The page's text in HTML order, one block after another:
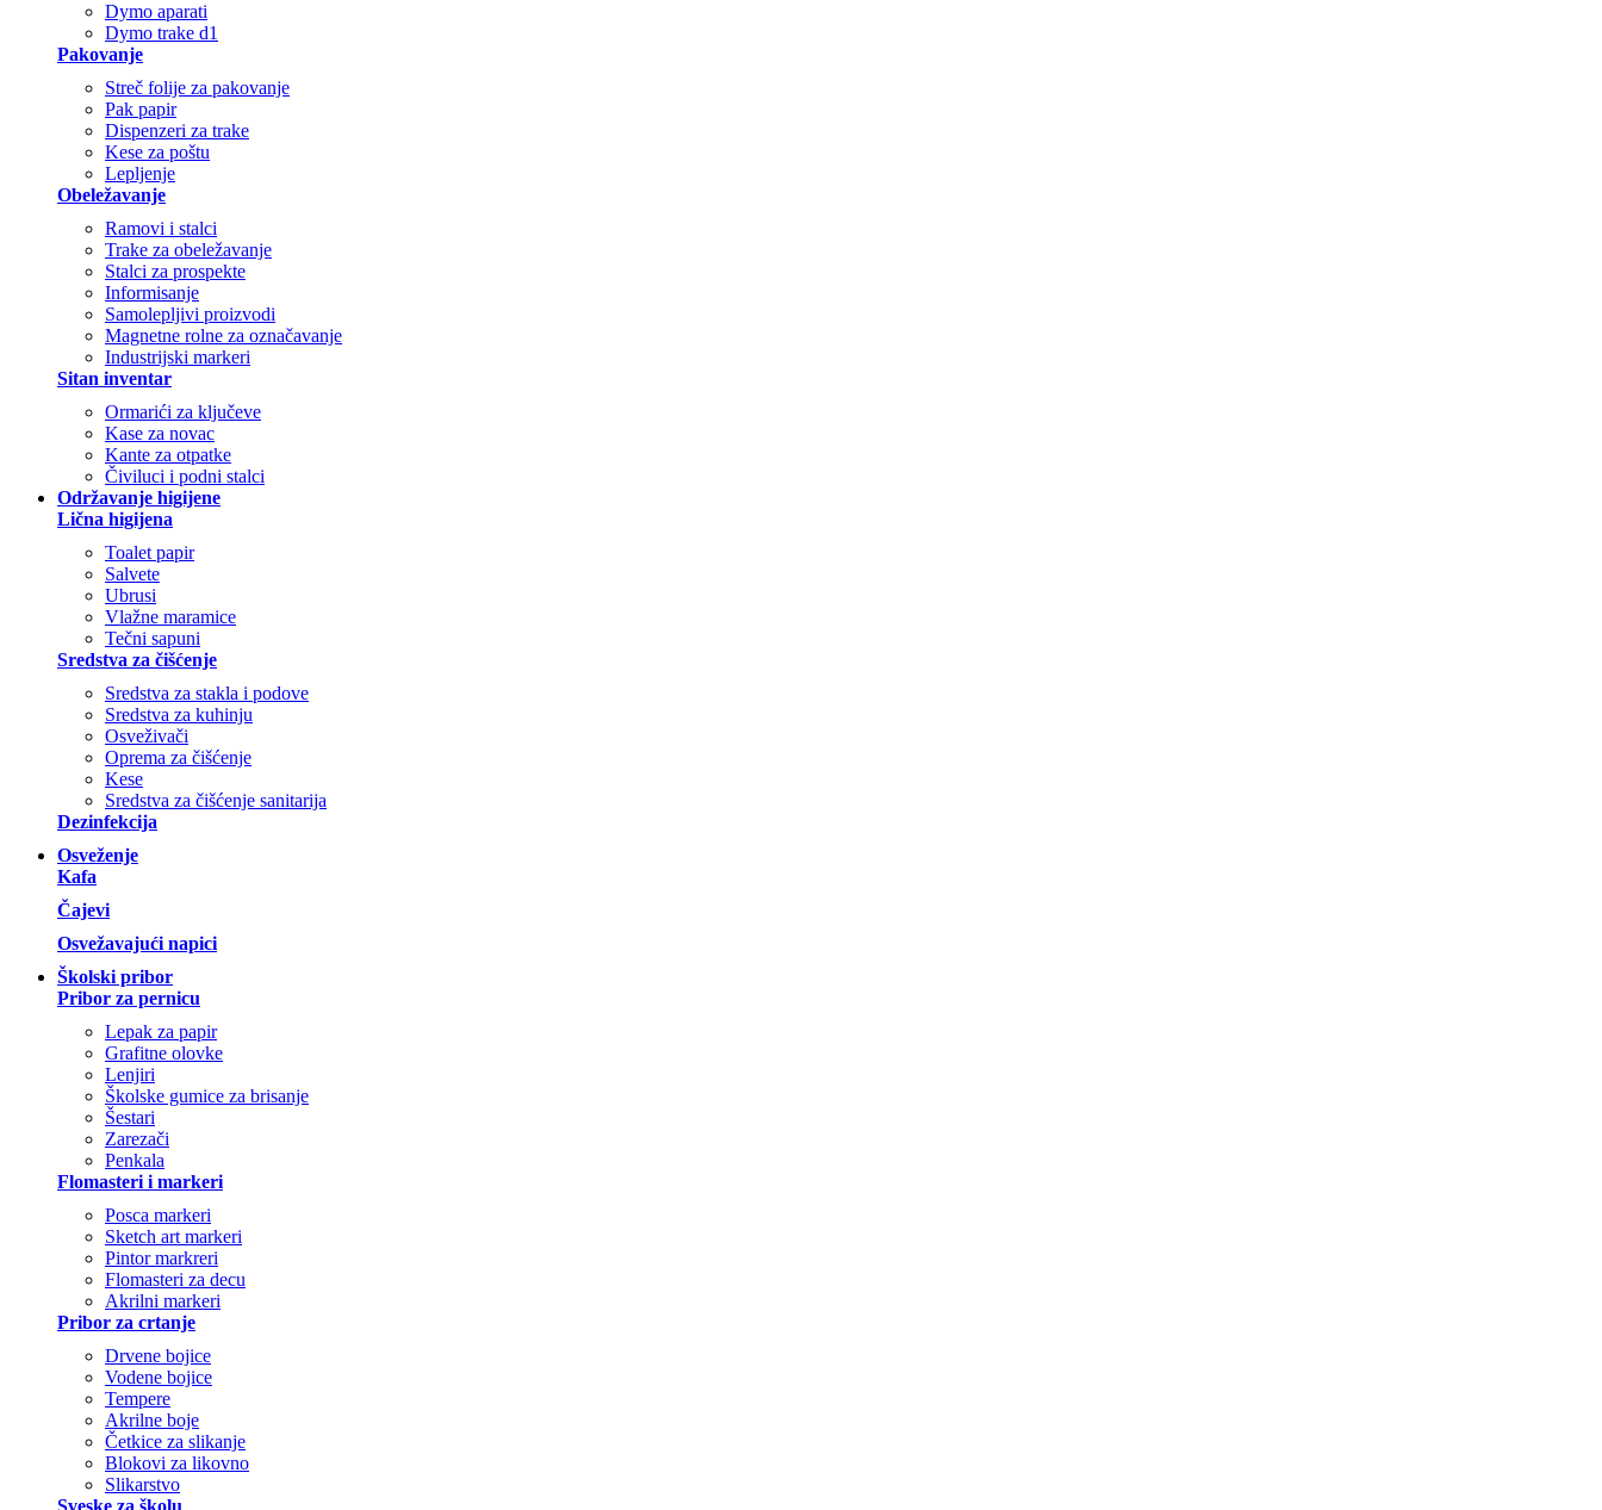
Dymo aparati
Dymo trake d1
Pakovanje
Streč folije za pakovanje
Pak papir
Dispenzeri za trake
Kese za poštu
Lepljenje
Obeležavanje
Ramovi i stalci
Trake za obeležavanje
Stalci za prospekte
Informisanje
Samolepljivi proizvodi
Magnetne rolne za označavanje
Industrijski markeri
Sitan inventar
Ormarići za ključeve
Kase za novac
Kante za otpatke
Čiviluci i podni stalci
Održavanje higijene
Lična higijena
Toalet papir
Salvete
Ubrusi
Vlažne maramice
Tečni sapuni
Sredstva za čišćenje
Sredstva za stakla i podove
Sredstva za kuhinju
Osveživači
Oprema za čišćenje
Kese
Sredstva za čišćenje sanitarija
Dezinfekcija
Osveženje
Kafa
Čajevi
Osvežavajući napici
Školski pribor
Pribor za pernicu
Lepak za papir
Grafitne olovke
Lenjiri
Školske gumice za brisanje
Šestari
Zarezači
Penkala
Flomasteri i markeri
Posca markeri
Sketch art markeri
Pintor markreri
Flomasteri za decu
Akrilni markeri
Pribor za crtanje
Drvene bojice
Vodene bojice
Tempere
Akrilne boje
Četkice za slikanje
Blokovi za likovno
Slikarstvo
Sveske za školu